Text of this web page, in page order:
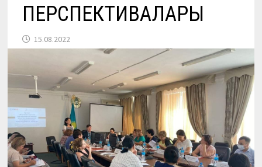
ПЕРСПЕКТИВАЛАРЫ
15.08.2022